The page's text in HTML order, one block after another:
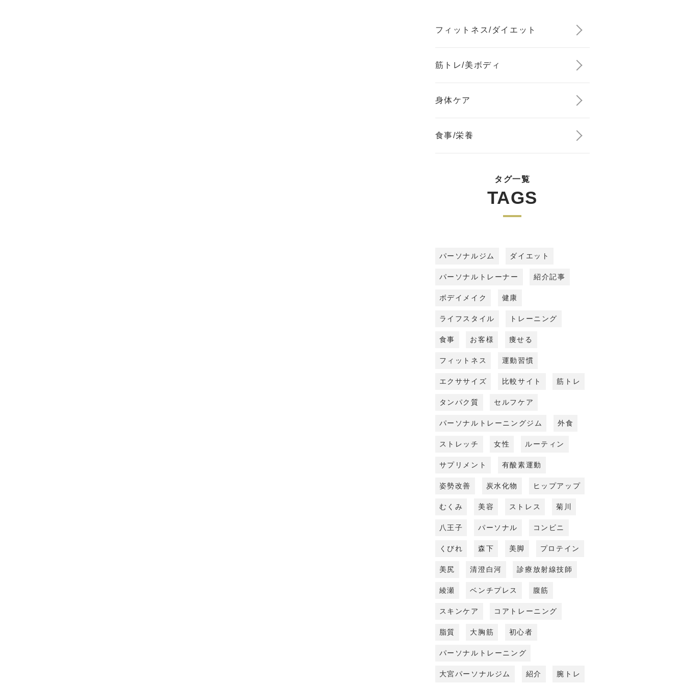
フィットネス/ダイエット
筋トレ/美ボディ
身体ケア
食事/栄養
タグ一覧
TAGS
パーソナルジム ダイエット
パーソナルトレーナー 紹介記事
ボデイメイク 健康
ライフスタイル トレーニング
食事 お客様 痩せる
フィットネス 運動習慣
エクササイズ 比較サイト 筋トレ
タンパク質 セルフケア
パーソナルトレーニングジム 外食
ストレッチ 女性 ルーティン
サプリメント 有酸素運動
姿勢改善 炭水化物 ヒップアップ
むくみ 美容 ストレス 菊川
八王子 パーソナル コンビニ
くびれ 森下 美脚 プロテイン
美尻 清澄白河 診療放射線技師
綾瀬 ベンチプレス 腹筋
スキンケア コアトレーニング
脂質 大胸筋 初心者
パーソナルトレーニング
大宮パーソナルジム 紹介 腕トレ